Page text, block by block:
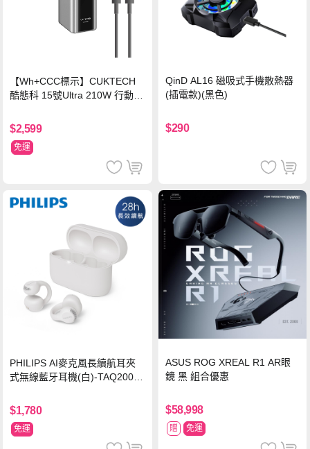
【Wh+CCC標示】CUKTECH
酷態科 15號Ultra 210W 行動電
$2,599
免運
QinD AL16 磁吸式手機散熱器
(插電款)(黑色)
$290
PHILIPS AI麥克風長續航耳夾
式無線藍牙耳機(白)-TAQ2000
$1,780
免運
ASUS ROG XREAL R1 AR眼
鏡 黑 組合優惠
$58,998
贈 免運